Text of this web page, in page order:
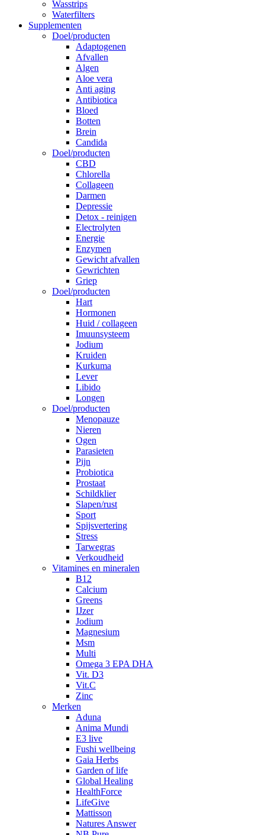
Wasstrips
Waterfilters
Supplementen
Doel/producten
Adaptogenen
Afvallen
Algen
Aloe vera
Anti aging
Antibiotica
Bloed
Botten
Brein
Candida
Doel/producten
CBD
Chlorella
Collageen
Darmen
Depressie
Detox - reinigen
Electrolyten
Energie
Enzymen
Gewicht afvallen
Gewrichten
Griep
Doel/producten
Hart
Hormonen
Huid / collageen
Imuunsysteem
Jodium
Kruiden
Kurkuma
Lever
Libido
Longen
Doel/producten
Menopauze
Nieren
Ogen
Parasieten
Pijn
Probiotica
Prostaat
Schildklier
Slapen/rust
Sport
Spijsvertering
Stress
Tarwegras
Verkoudheid
Vitamines en mineralen
B12
Calcium
Greens
IJzer
Jodium
Magnesium
Msm
Multi
Omega 3 EPA DHA
Vit. D3
Vit.C
Zinc
Merken
Aduna
Anima Mundi
E3 live
Fushi wellbeing
Gaia Herbs
Garden of life
Global Healing
HealthForce
LifeGive
Mattisson
Natures Answer